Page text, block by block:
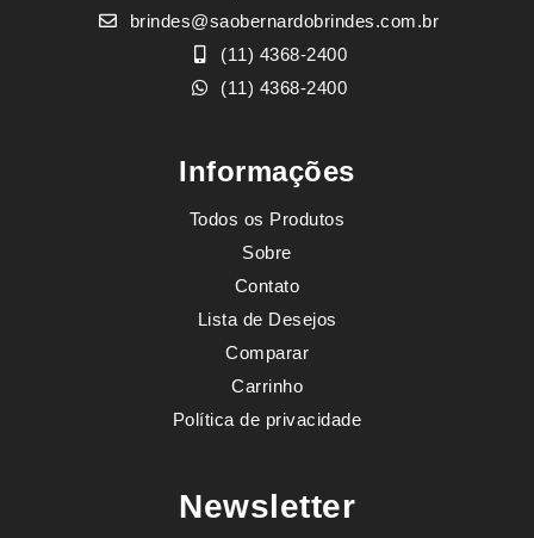
brindes@saobernardobrindes.com.br
(11) 4368-2400
(11) 4368-2400
Informações
Todos os Produtos
Sobre
Contato
Lista de Desejos
Comparar
Carrinho
Política de privacidade
Newsletter